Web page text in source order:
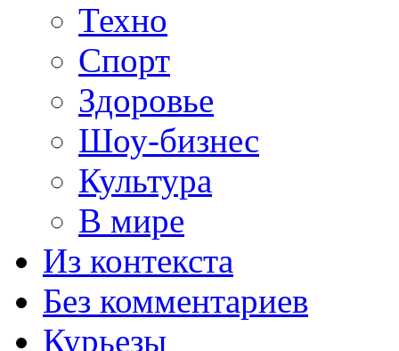
Техно
Спорт
Здоровье
Шоу-бизнес
Культура
В мире
Из контекста
Без комментариев
Курьезы